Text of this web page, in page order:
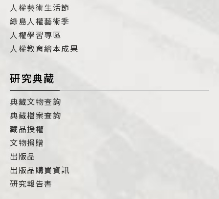
人權藝術生活節
綠島人權藝術季
人權學習專區
人權教育繪本成果
研究典藏
典藏文物查詢
典藏檔案查詢
藏品授權
文物捐贈
出版品
出版品購買資訊
研究報告書